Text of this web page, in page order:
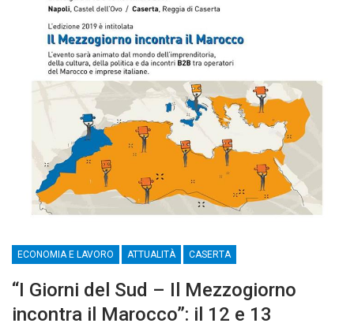
ECONOMIA E LAVORO ATTUALITÀ CASERTA
“I Giorni del Sud – Il Mezzogiorno
incontra il Marocco”: il 12 e 13